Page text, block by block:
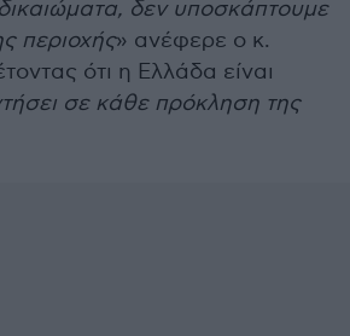
δεν υποσκάπτουμε
περιοχής» ανέφερε ο κ.
ότι η Ελλάδα είναι
σε κάθε πρόκληση της